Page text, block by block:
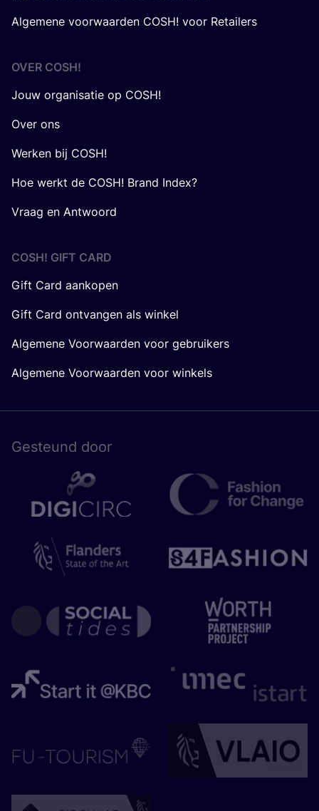
Algemene voorwaarden COSH! voor Retailers
OVER COSH!
Jouw organisatie op COSH!
Over ons
Werken bij COSH!
Hoe werkt de COSH! Brand Index?
Vraag en Antwoord
COSH! GIFT CARD
Gift Card aankopen
Gift Card ontvangen als winkel
Algemene Voorwaarden voor gebruikers
Algemene Voorwaarden voor winkels
Gesteund door